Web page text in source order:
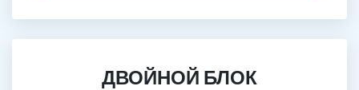
ДВОЙНОЙ БЛОК